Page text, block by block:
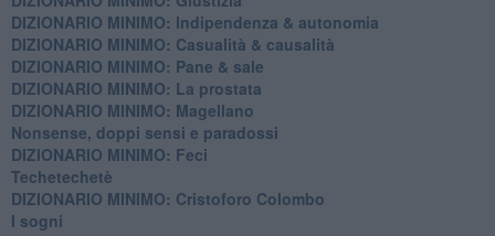
DIZIONARIO MINIMO: ​Indipendenza & autonomia
DIZIONARIO MINIMO: ​Casualità & causalità
​DIZIONARIO MINIMO: Pane & sale
DIZIONARIO MINIMO: La prostata
​DIZIONARIO MINIMO: Magellano
Nonsense, doppi sensi e paradossi
DIZIONARIO MINIMO: Feci
Techetechetè
DIZIONARIO MINIMO: Cristoforo Colombo
I sogni